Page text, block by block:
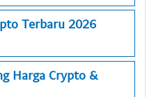
Terbaru 2026
Harga Crypto &